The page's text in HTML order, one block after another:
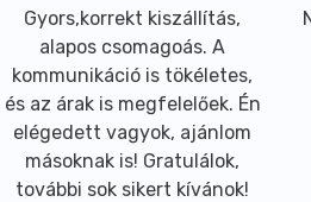
Gyors,korrekt kiszállítás,
alapos csomagoás. A
kommunikáció is tökéletes,
és az árak is megfelelőek. Én
elégedett vagyok, ajánlom
másoknak is! Gratulálok,
további sok sikert kívánok!